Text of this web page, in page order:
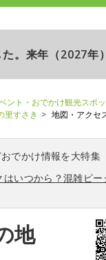
。来年（2027年
ント・おでかけ観光スポッ
里すさき 地図・アクセ
でかけ情報を大特集
いつから？混雑ピー
地